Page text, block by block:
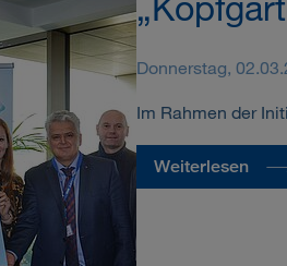
Donnerstag,
Im Rahmen der
Weiterlesen